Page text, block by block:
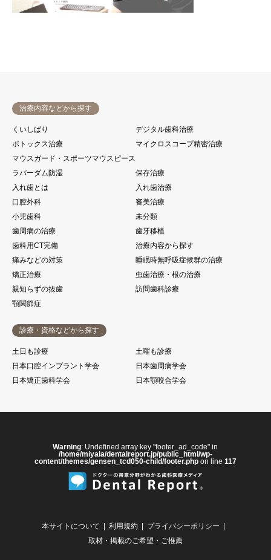
治療内容などから探す
くいしばり
デジタル歯科治療
ボトックス治療
マイクロスコープ精密治療
マウスガード・スポーツマウスピース
ラバーダム防湿
保存治療
入れ歯とは
入れ歯治療
口腔外科
審美治療
小児歯科
未分類
歯周病の治療
歯牙移植
歯科用CT完備
治療内容から探す
痛みなどの対策
睡眠時無呼吸症候群の治療
矯正治療
虫歯治療・根の治療
親知らずの抜歯
訪問歯科診療
顎関節症
診療・資格などから探す
土日も診療
土曜も診療
日本口腔インプラント学会
日本歯周病学会
日本矯正歯科学会
日本顎咬合学会
Warning: Undefined array key "footer_ad_code" in
/home/miyala/dentalreport.jp/public_html/wp-
content/themes/gensen_tcd050-child/footer.php on line 117
本サイトについて 利用規約
プライバシーポリシー
取材・掲載のご希望・ご推薦